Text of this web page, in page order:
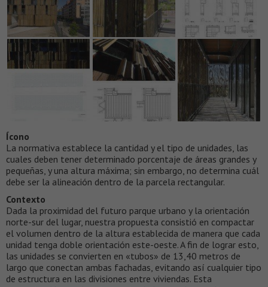
Ícono
La normativa establece la cantidad y el tipo de unidades, las
cuales deben tener determinado porcentaje de áreas grandes y
pequeñas, y una altura máxima; sin embargo, no determina cuál
debe ser la alineación dentro de la parcela rectangular.
Contexto
Dada la proximidad del futuro parque urbano y la orientación
norte-sur del lugar, nuestra propuesta consistió en compactar
el volumen dentro de la altura establecida de manera que cada
unidad tenga doble orientación este-oeste. A fin de lograr esto,
las unidades se convierten en «tubos» de 13,40 metros de
largo que conectan ambas fachadas, evitando así cualquier tipo
de estructura en las divisiones entre viviendas. Esta